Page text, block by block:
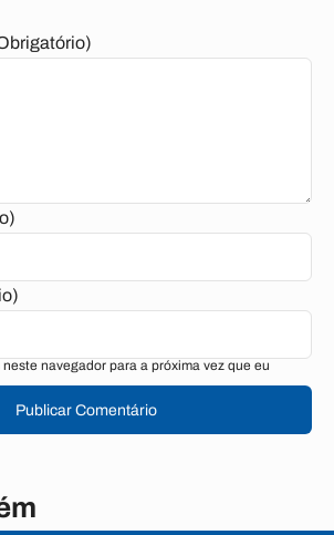
navegador para a próxima vez que eu
Publicar Comentário